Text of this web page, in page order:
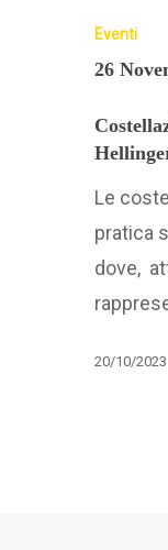
Eventi
26
Le
pratica
dove,
20/10/2023